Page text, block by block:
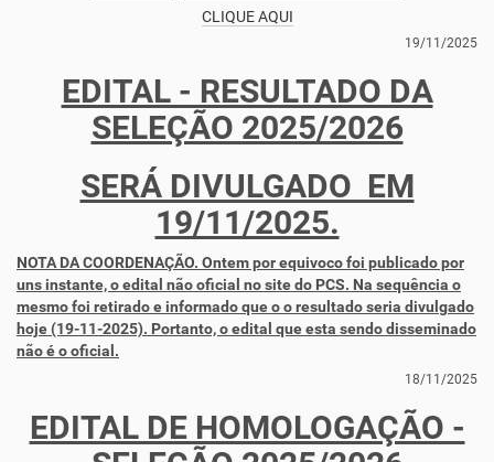
CLIQUE AQUI
19/11/2025
EDITAL - RESULTADO DA
SELEÇÃO 2025/2026
SERÁ DIVULGADO EM
19/11/2025.
NOTA DA COORDENAÇÃO. Ontem por equivoco foi publicado por
uns instante, o edital não oficial no site do PCS. Na sequência o
mesmo foi retirado e informado que o o resultado seria divulgado
hoje (19-11-2025). Portanto, o edital que esta sendo disseminado
não é o oficial.
18/11/2025
EDITAL DE HOMOLOGAÇÃO -